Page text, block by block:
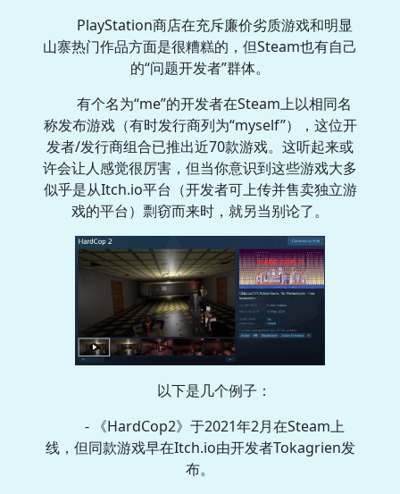
PlayStation商店在充斥廉价劣质游戏和明显
山寨热门作品方面是很糟糕的，但Steam也有自己
的“问题开发者”群体。
有个名为“me”的开发者在Steam上以相同名
称发布游戏（有时发行商列为“myself”），这位开
发者/发行商组合已推出近70款游戏。这听起来或
许会让人感觉很厉害，但当你意识到这些游戏大多
似乎是从Itch.io平台（开发者可上传并售卖独立游
戏的平台）剽窃而来时，就另当别论了。
以下是几个例子：
- 《HardCop2》于2021年2月在Steam上
线，但同款游戏早在Itch.io由开发者Tokagrien发
布。